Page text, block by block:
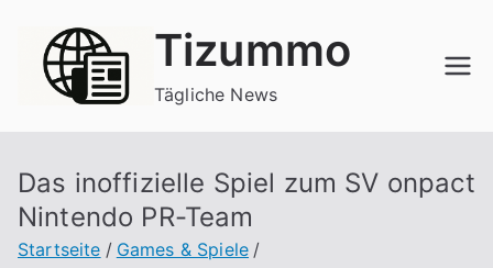
springen
Tizummo
Tägliche News
Das inoffizielle Spiel zum SV onpact
Nintendo PR-Team
Startseite
Games & Spiele